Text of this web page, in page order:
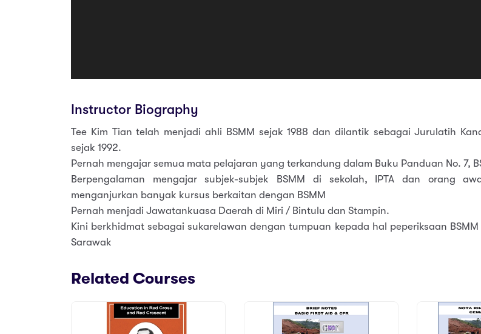
Instructor Biography
Tee Kim Tian telah menjadi ahli BSMM sejak 1988 dan dilantik sebagai Jurulatih
sejak 1992.
Pernah mengajar semua mata pelajaran yang terkandung dalam Buku Panduan No. 7,
Berpengalaman mengajar subjek-subjek BSMM di sekolah, IPTA dan orang
menganjurkan banyak kursus berkaitan dengan BSMM
Pernah menjadi Jawatankuasa Daerah di Miri / Bintulu dan Stampin.
Kini berkhidmat sebagai sukarelawan dengan tumpuan kepada hal peperiksaan BSMM
Sarawak
Related Courses